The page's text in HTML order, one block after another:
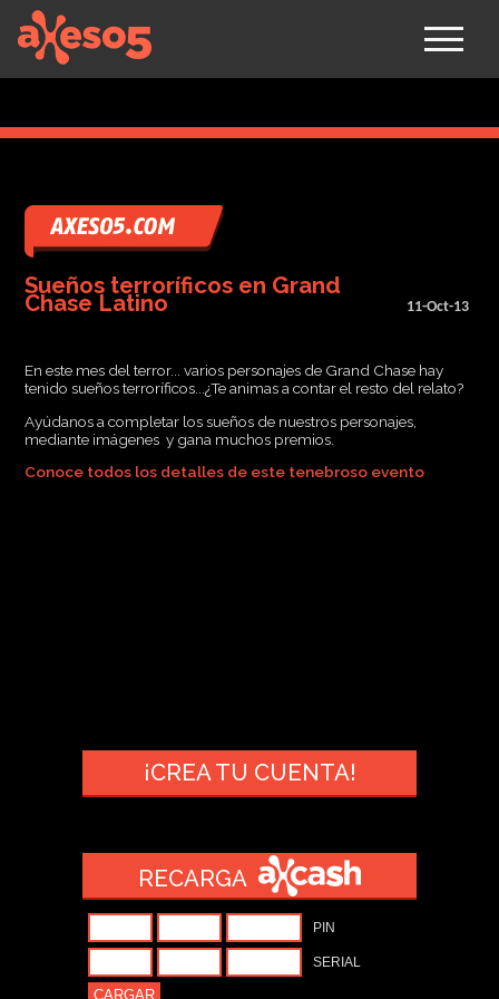
axeso5
Sueños terroríficos en Grand
Chase Latino 11-Oct-13
En este mes del terror... varios personajes de Grand Chase hay
tenido sueños terroríficos...¿Te animas a contar el resto del relato?
Ayúdanos a completar los sueños de nuestros personajes,
mediante imágenes y gana muchos premios.
Conoce todos los detalles de este tenebroso evento
¡CREA TU CUENTA!
RECARGA